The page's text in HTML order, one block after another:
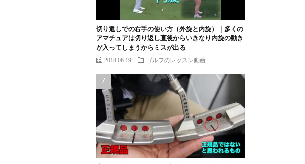
切り返しでの右手の使い方（外旋と内旋）｜多くの
アマチュアは切り返し直後からいきなり内旋の動き
が入ってしまうからミスが出る
2018.06.19 ゴルフのレッスン動画